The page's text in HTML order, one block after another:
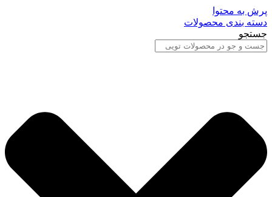
پرش به محتوا
دسته بندی محصولات
جستجو